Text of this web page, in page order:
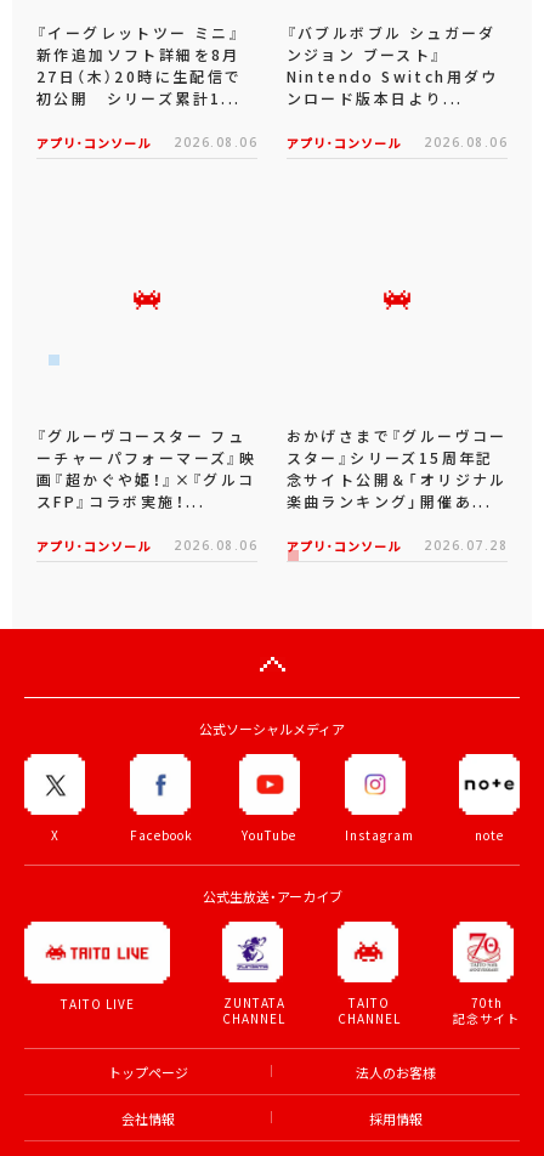
『イーグレットツー ミニ』
新作追加ソフト詳細を8月
27日（木）20時に生配信で
初公開 シリーズ累計1...
アプリ･コンソール 2026.08.06
『バブルボブル シュガーダ
ンジョン ブースト』
Nintendo Switch用ダウ
ンロード版本日より...
アプリ･コンソール 2026.08.06
『グルーヴコースター フュ
ーチャーパフォーマーズ』映
画『超かぐや姫！』×『グルコ
スFP』コラボ実施！...
アプリ･コンソール 2026.08.06
おかげさまで『グルーヴコー
スター』シリーズ15周年記
念サイト公開＆「オリジナル
楽曲ランキング」開催あ...
アプリ･コンソール 2026.07.28
公式ソーシャルメディア
X Facebook YouTube Instagram note
公式生放送・アーカイブ
TAITO LIVE
ZUNTATA
CHANNEL
TAITO
CHANNEL
70th
記念サイト
トップページ 法人のお客様
会社情報 採用情報